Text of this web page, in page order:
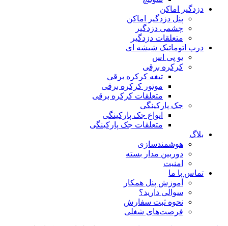
دزدگیر اماکن
پنل دزدگیر اماکن
چشمی دزدگیر
متعلقات دزدگیر
درب اتوماتیک شیشه ای
یو پی اس
کرکره برقی
تیغه کرکره برقی
موتور کرکره برقی
متعلقات کرکره برقی
جک پارکینگی
انواع جک پارکینگی
متعلقات جک پارکینگی
بلاگ
هوشمندسازی
دوربین مدار بسته
امنیت
تماس با ما
آموزش پنل همکار
سوالی دارید؟
نحوه ثبت سفارش
فرصت‌های شغلی